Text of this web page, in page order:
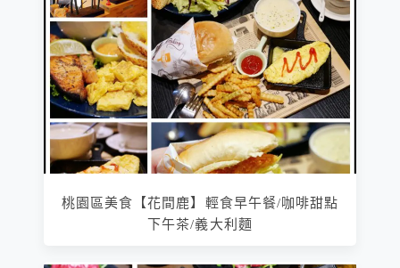
桃園區美食【花間鹿】輕食早午餐/咖啡甜點
下午茶/義大利麵